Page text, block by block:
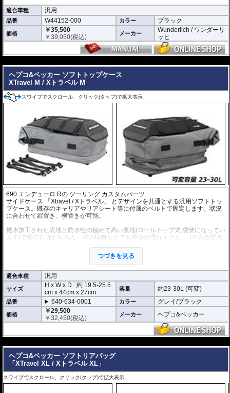
・長さ: 約30.5cm
・幅：約24.5cm
・高さ：約21cm（拡張時30.5cm）
・12L-16Lの可変容量。
ベルトによリアシート/リアキャリアに固定する汎用タイプです。
タンクバッグElephantに搭載可能な追加バッグなど様々なオプションをご用意
しております。
適合車種 汎用
品番 W44152-000 カラー ブラック
価格
￥35,500
￥39,050(税込) メーカー
Wunderlich / ワンダーリ
ッヒ
ヘプコ&ベッカー ソフトトップケース
XTravel M / Xトラベル M
スワイプでスクロール、クリック(タップ)で拡大表示
690 エンデューロ Rの ツーリング カスタムパーツ
サイドケース 「Xtravel / Xトラベル」 とデザインを共通とする汎用ソフトトッ
プケース。既存のキャリアやリアシート等に付属のベルトで固定します。状況
に合わせて縦置き、横置きが可能。
撥水加工された表地と防水性の極めて高い裏地(ロールトップ式 袋状になってい
ます)で雨の日はもちろん、川の横断などでも中身が濡れません。
(※完全防水
付属ショルダーストラップによって、目的地到着後には背中ら背負うことも可
重さ 約1.2kg
つづきを見る
適合車種 汎用
サイズ H x W x D : 約 19.5-25.5
cm x44cm x27cm 容量 約23-30L (可変)
品番 640-634-0001 カラー グレイ/ブラック
価格
￥29,500
￥32,450(税込) メーカー ヘプコ&ベッカー
ヘプコ&ベッカー ソフトリアバッグ
「XTravel XL / Xトラベル XL」
スワイプでスクロール、クリック(タップ)で拡大表示